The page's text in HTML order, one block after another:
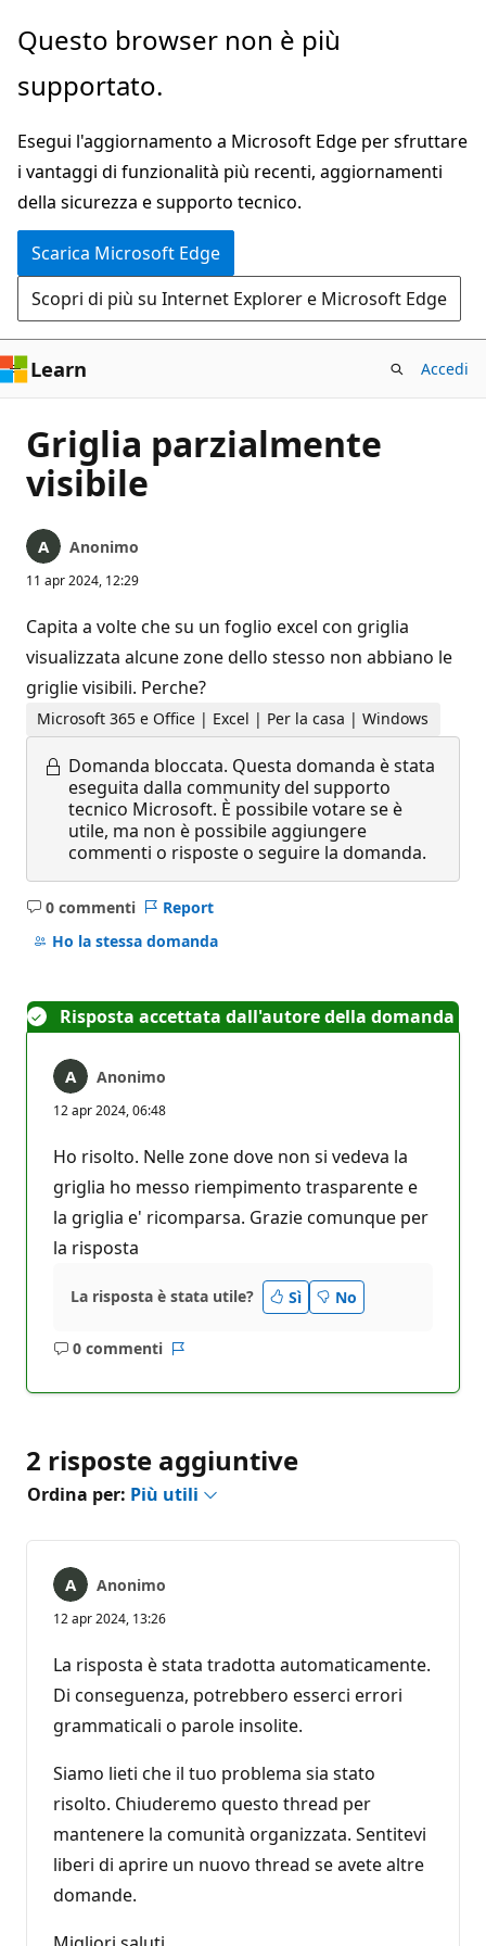
Ignora
passa
contenuto
principale
Questo browser non è più
supportato.
Esegui l'aggiornamento a Microsoft Edge per sfruttare
i vantaggi di funzionalità più recenti, aggiornamenti
della sicurezza e supporto tecnico.
Scarica Microsoft Edge
Scopri di più su Internet Explorer e Microsoft Edge
Learn Accedi
Griglia parzialmente
visibile
Anonimo
11 apr 2024, 12:29
Capita a volte che su un foglio excel con griglia
visualizzata alcune zone dello stesso non abbiano le
griglie visibili. Perche?
Microsoft 365 e Office | Excel | Per la casa | Windows
Domanda bloccata. Questa domanda è stata
eseguita dalla community del supporto
tecnico Microsoft. È possibile votare se è
utile, ma non è possibile aggiungere
commenti o risposte o seguire la domanda.
0 commenti
Nessun
commento
Report
Ho la stessa domanda
Risposta accettata dall'autore della domanda
Anonimo
12 apr 2024, 06:48
Ho risolto. Nelle zone dove non si vedeva la
griglia ho messo riempimento trasparente e
la griglia e' ricomparsa. Grazie comunque per
la risposta
La risposta è stata utile? Sì No
0 commenti
Nessun
2 risposte aggiuntive
Ordina per: Più utili
Anonimo
12 apr 2024, 13:26
La risposta è stata tradotta automaticamente.
Di conseguenza, potrebbero esserci errori
grammaticali o parole insolite.
Siamo lieti che il tuo problema sia stato
risolto. Chiuderemo questo thread per
mantenere la comunità organizzata. Sentitevi
liberi di aprire un nuovo thread se avete altre
domande.